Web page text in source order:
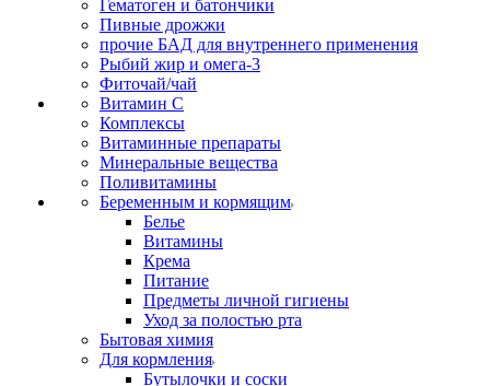
Гематоген и батончики
Пивные дрожжи
прочие БАД для внутреннего применения
Рыбий жир и омега-3
Фиточай/чай
Витамин С
Комплексы
Витаминные препараты
Минеральные вещества
Поливитамины
Беременным и кормящим
Белье
Витамины
Крема
Питание
Предметы личной гигиены
Уход за полостью рта
Бытовая химия
Для кормления
Бутылочки и соски